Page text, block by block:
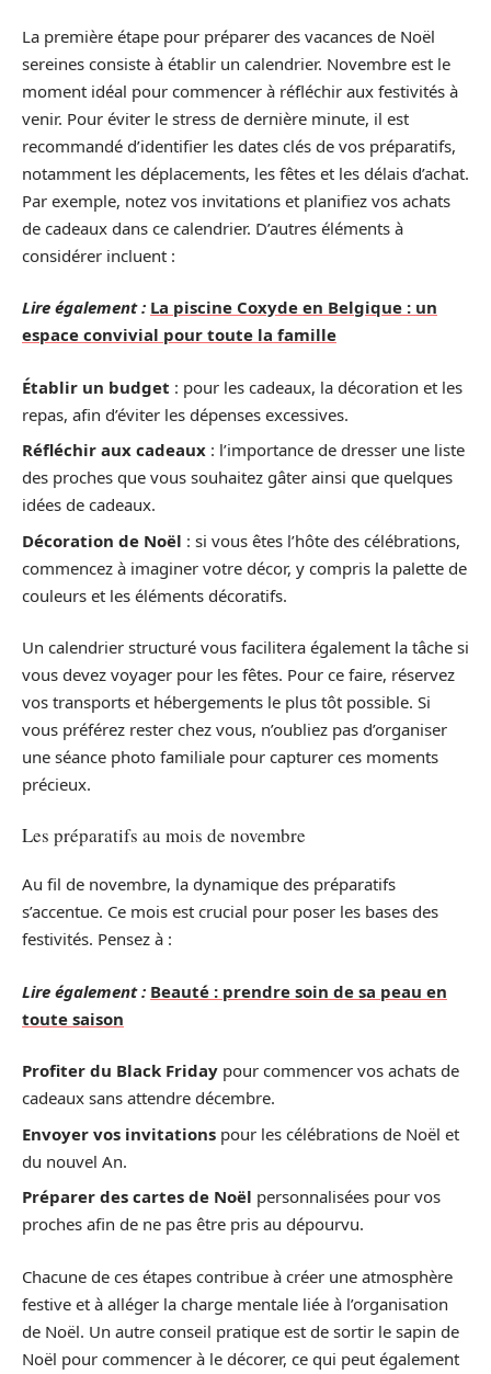
La première étape pour préparer des vacances de Noël
sereines consiste à établir un calendrier. Novembre est le
moment idéal pour commencer à réfléchir aux festivités à
venir. Pour éviter le stress de dernière minute, il est
recommandé d’identifier les dates clés de vos préparatifs,
notamment les déplacements, les fêtes et les délais d’achat.
Par exemple, notez vos invitations et planifiez vos achats
de cadeaux dans ce calendrier. D’autres éléments à
considérer incluent :
Lire également : La piscine Coxyde en Belgique : un
espace convivial pour toute la famille
Établir un budget : pour les cadeaux, la décoration et les
repas, afin d’éviter les dépenses excessives.
Réfléchir aux cadeaux : l’importance de dresser une liste
des proches que vous souhaitez gâter ainsi que quelques
idées de cadeaux.
Décoration de Noël : si vous êtes l’hôte des célébrations,
commencez à imaginer votre décor, y compris la palette de
couleurs et les éléments décoratifs.
Un calendrier structuré vous facilitera également la tâche si
vous devez voyager pour les fêtes. Pour ce faire, réservez
vos transports et hébergements le plus tôt possible. Si
vous préférez rester chez vous, n’oubliez pas d’organiser
une séance photo familiale pour capturer ces moments
précieux.
Les préparatifs au mois de novembre
Au fil de novembre, la dynamique des préparatifs
s’accentue. Ce mois est crucial pour poser les bases des
festivités. Pensez à :
Lire également : Beauté : prendre soin de sa peau en
toute saison
Profiter du Black Friday pour commencer vos achats de
cadeaux sans attendre décembre.
Envoyer vos invitations pour les célébrations de Noël et
du nouvel An.
Préparer des cartes de Noël personnalisées pour vos
proches afin de ne pas être pris au dépourvu.
Chacune de ces étapes contribue à créer une atmosphère
festive et à alléger la charge mentale liée à l’organisation
de Noël. Un autre conseil pratique est de sortir le sapin de
Noël pour commencer à le décorer, ce qui peut également